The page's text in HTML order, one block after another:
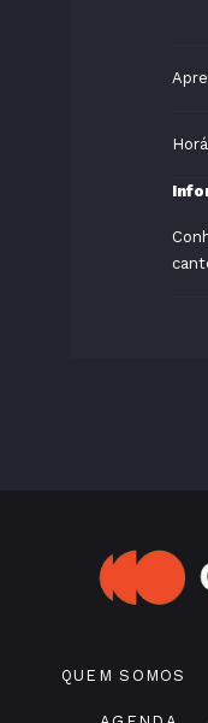
QUEM SOMOS